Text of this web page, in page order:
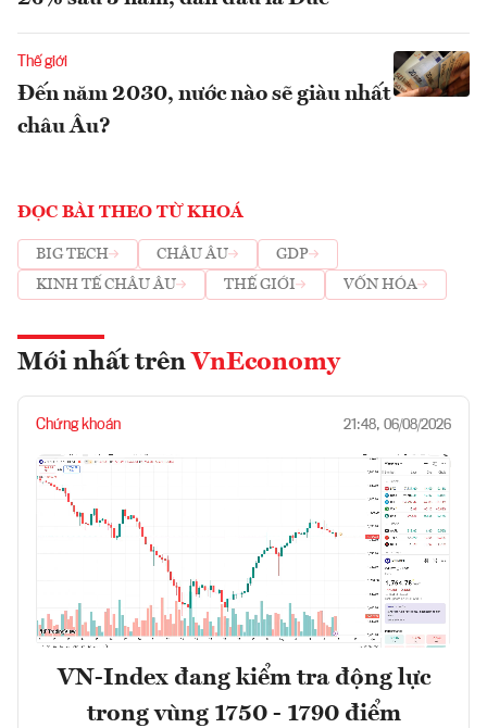
Thế giới
Đến năm 2030, nước nào sẽ giàu nhất
châu Âu?
ĐỌC BÀI THEO TỪ KHOÁ
BIG TECH CHÂU ÂU
GDP
KINH TẾ CHÂU ÂU
THẾ GIỚI VỐN HÓA
Mới nhất trên VnEconomy
Chứng khoán 21:48, 06/08/2026
VN-Index đang kiểm tra động lực
trong vùng 1750 - 1790 điểm